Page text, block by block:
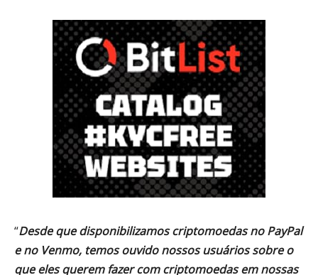
“Desde que disponibilizamos criptomoedas no PayPal
e no Venmo, temos ouvido nossos usuários sobre o
que eles querem fazer com criptomoedas em nossas